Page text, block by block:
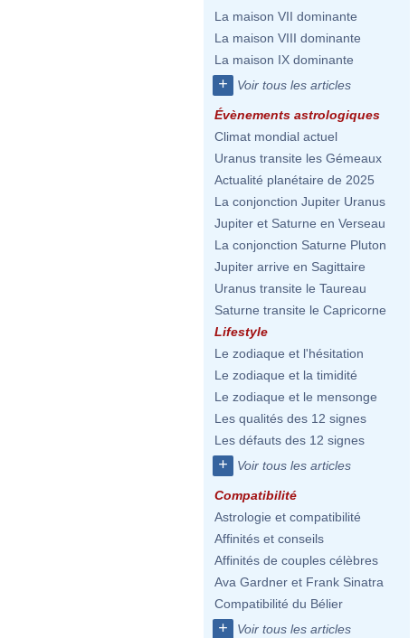
La maison VII dominante
La maison VIII dominante
La maison IX dominante
+ Voir tous les articles
Évènements astrologiques
Climat mondial actuel
Uranus transite les Gémeaux
Actualité planétaire de 2025
La conjonction Jupiter Uranus
Jupiter et Saturne en Verseau
La conjonction Saturne Pluton
Jupiter arrive en Sagittaire
Uranus transite le Taureau
Saturne transite le Capricorne
Lifestyle
Le zodiaque et l'hésitation
Le zodiaque et la timidité
Le zodiaque et le mensonge
Les qualités des 12 signes
Les défauts des 12 signes
+ Voir tous les articles
Compatibilité
Astrologie et compatibilité
Affinités et conseils
Affinités de couples célèbres
Ava Gardner et Frank Sinatra
Compatibilité du Bélier
+ Voir tous les articles